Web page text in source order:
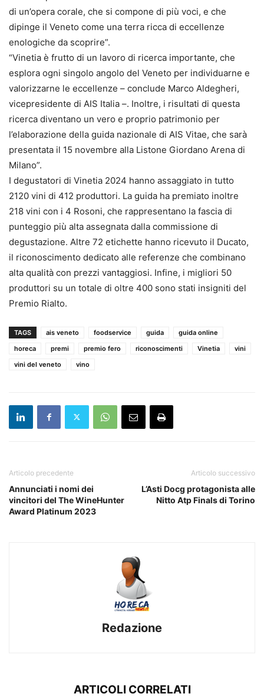
di un’opera corale, che si compone di più voci, e che
dipinge il Veneto come una terra ricca di eccellenze
enologiche da scoprire”.
“Vinetia è frutto di un lavoro di ricerca importante, che
esplora ogni singolo angolo del Veneto per individuarne e
valorizzarne le eccellenze – conclude Marco Aldegheri,
vicepresidente di AIS Italia –. Inoltre, i risultati di questa
ricerca diventano un vero e proprio patrimonio per
l’elaborazione della guida nazionale di AIS Vitae, che sarà
presentata il 15 novembre alla Listone Giordano Arena di
Milano”.
I degustatori di Vinetia 2024 hanno assaggiato in tutto
2120 vini di 412 produttori. La guida ha premiato inoltre
218 vini con i 4 Rosoni, che rappresentano la fascia di
punteggio più alta assegnata dalla commissione di
degustazione. Altre 72 etichette hanno ricevuto il Ducato,
il riconoscimento dedicato alle referenze che combinano
alta qualità con prezzi vantaggiosi. Infine, i migliori 50
produttori su un totale di oltre 400 sono stati insigniti del
Premio Rialto.
TAGS ais veneto foodservice guida
guida online
horeca
premi premio fero riconoscimenti Vinetia
vini
vini del veneto
vino
Articolo precedente
Annunciati i nomi dei
vincitori del The WineHunter
Award Platinum 2023
Articolo successivo
L’Asti Docg protagonista alle
Nitto Atp Finals di Torino
Redazione
ARTICOLI CORRELATI